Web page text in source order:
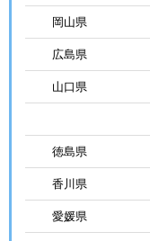
岡山県
広島県
山口県
徳島県
香川県
愛媛県